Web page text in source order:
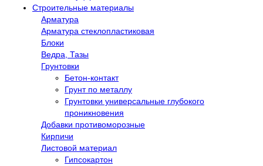
Строительные материалы
Арматура
Арматура стеклопластиковая
Блоки
Ведра, Тазы
Грунтовки
Бетон-контакт
Грунт по металлу
Грунтовки универсальные глубокого
проникновения
Добавки противоморозные
Кирпичи
Листовой материал
Гипсокартон